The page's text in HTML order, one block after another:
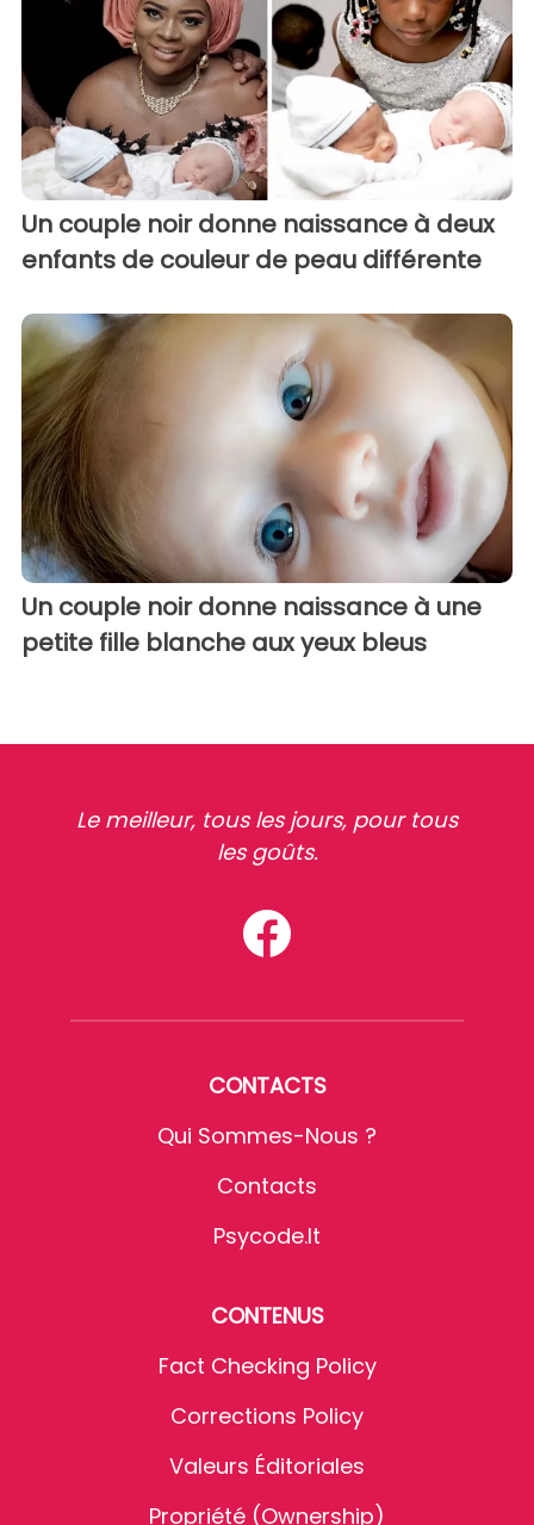
Un couple noir donne naissance à deux
enfants de couleur de peau différente
Un couple noir donne naissance à une
petite fille blanche aux yeux bleus
Le meilleur, tous les jours, pour tous
les goûts.
CONTACTS
Qui Sommes-Nous ?
Contacts
Psycode.it
CONTENUS
Fact Checking Policy
Corrections Policy
Valeurs Éditoriales
Propriété (Ownership)